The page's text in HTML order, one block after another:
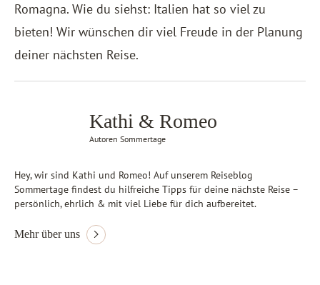
Romagna. Wie du siehst: Italien hat so viel zu
bieten! Wir wünschen dir viel Freude in der Planung
deiner nächsten Reise.
Kathi & Romeo
Autoren Sommertage
Hey, wir sind Kathi und Romeo! Auf unserem Reiseblog
Sommertage findest du hilfreiche Tipps für deine nächste Reise –
persönlich, ehrlich & mit viel Liebe für dich aufbereitet.
Mehr über uns